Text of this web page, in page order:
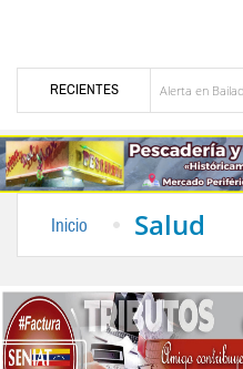
RECIENTES
Alerta en Bailadores:
Inicio Salud